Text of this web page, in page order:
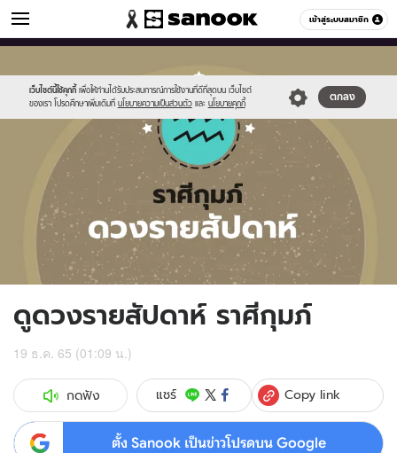
เข้าสู่ระบบสมาชิก
ดูดวง หมวดอื่นๆ
เว็บไซต์นี้ใช้คุกกี้ เพื่อให้ท่านได้รับประสบการณ์การใช้งานที่ดีที่สุดบน เว็บไซต์
ของเรา โปรดศึกษาเพิ่มเติมที่ นโยบายความเป็นส่วนตัว และ นโยบายคุกกี้
ตกลง
new-
sanook.png
horoscope-
aquarius_zod.jpg
ดูดวงรายสัปดาห์ ราศีกุมภ์
19 ธ.ค. 65 (01:09 น.)
กดฟัง แชร์ Copy link
ตั้ง Sanook เป็นข่าวโปรดบน Google